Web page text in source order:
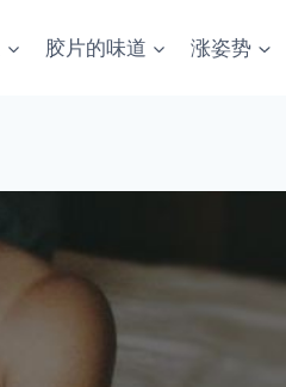
胶片的味道 涨姿势